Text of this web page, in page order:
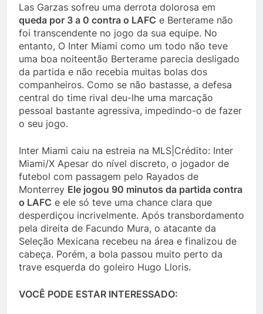
Las Garzas sofreu uma derrota dolorosa em
queda por 3 a 0 contra o LAFC e Berterame não
foi transcendente no jogo da sua equipe. No
entanto, O Inter Miami como um todo não teve
uma boa noiteentão Berterame parecia desligado
da partida e não recebia muitas bolas dos
companheiros. Como se não bastasse, a defesa
central do time rival deu-lhe uma marcação
pessoal bastante agressiva, impedindo-o de fazer
o seu jogo.
Inter Miami caiu na estreia na MLS|Crédito: Inter
Miami/X Apesar do nível discreto, o jogador de
futebol com passagem pelo Rayados de
Monterrey Ele jogou 90 minutos da partida contra
o LAFC e ele só teve uma chance clara que
desperdiçou incrivelmente. Após transbordamento
pela direita de Facundo Mura, o atacante da
Seleção Mexicana recebeu na área e finalizou de
cabeça. Porém, a bola passou muito perto da
trave esquerda do goleiro Hugo Lloris.
VOCÊ PODE ESTAR INTERESSADO: